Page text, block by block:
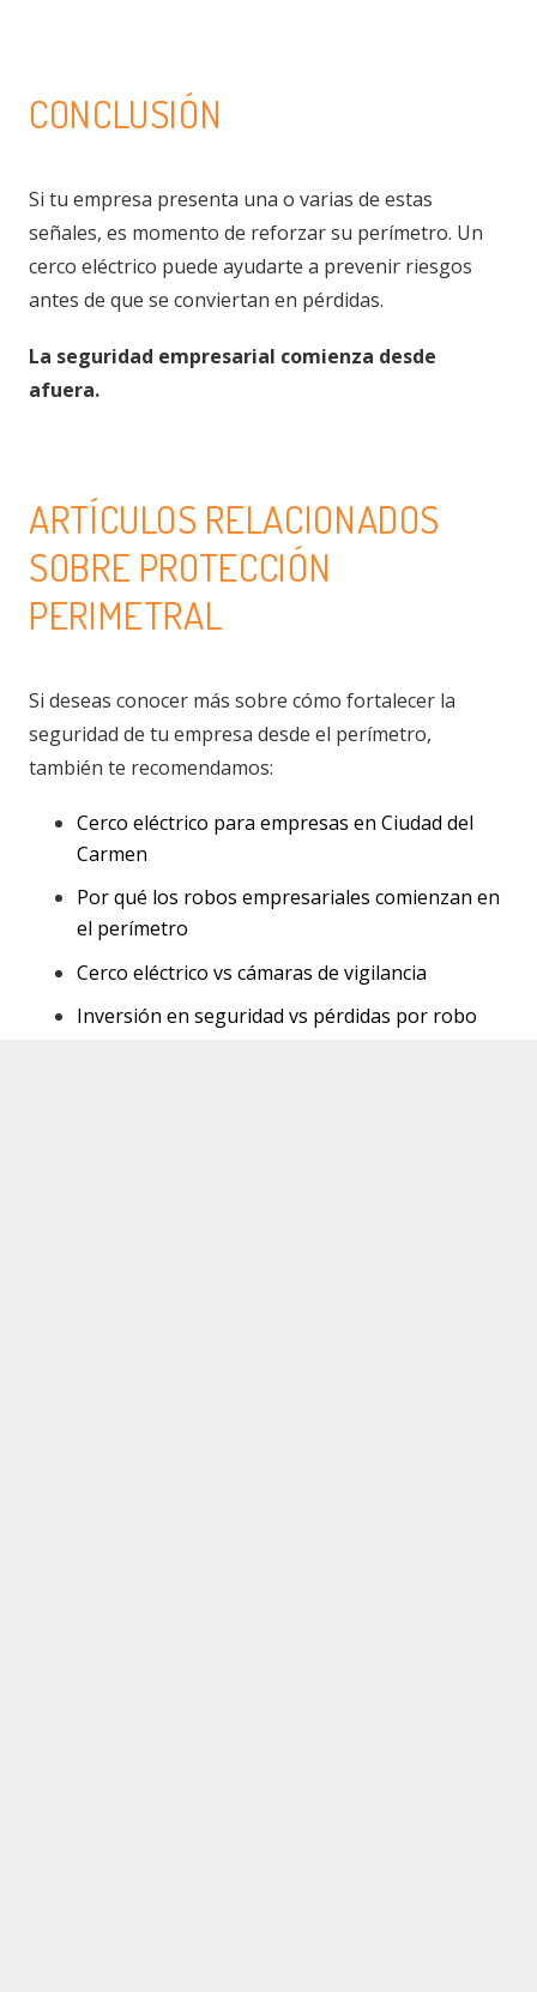
CONCLUSIÓN
Si tu empresa presenta una o varias de estas
señales, es momento de reforzar su perímetro. Un
cerco eléctrico puede ayudarte a prevenir riesgos
antes de que se conviertan en pérdidas.
La seguridad empresarial comienza desde
afuera.
ARTÍCULOS RELACIONADOS
SOBRE PROTECCIÓN
PERIMETRAL
Si deseas conocer más sobre cómo fortalecer la
seguridad de tu empresa desde el perímetro,
también te recomendamos:
Cerco eléctrico para empresas en Ciudad del
Carmen
Por qué los robos empresariales comienzan en
el perímetro
Cerco eléctrico vs cámaras de vigilancia
Inversión en seguridad vs pérdidas por robo